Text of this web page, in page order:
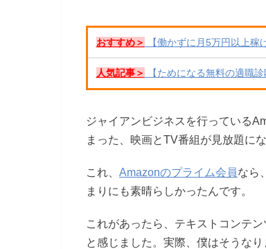
おすすめ＞ 【働かずに月5万円以上稼
人気記事＞ 【ためになる無料の適職
ジャイアンビジネスを行っている
まった、映画とTV番組が見放題に
これ、 Amazonのプライム会員なら
まりにも素晴らしかったんです。
これがあったら、テキストコンテ
と感じました。実際、僕はそうな